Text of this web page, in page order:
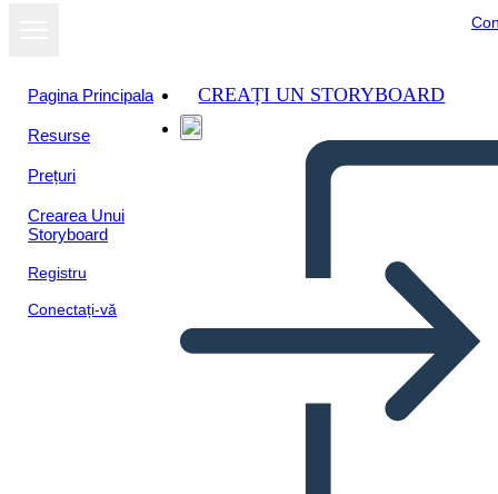
Pagina Principala
Resurse
Prețuri
Crearea Unui
Storyboard
Registru
Conectați-vă
CREAȚI UN STORYBOARD
Vizualizați ca
prezentare de